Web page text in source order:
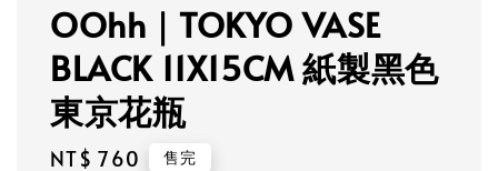
OOhh｜TOKYO VASE
BLACK 11X15CM 紙製黑色
東京花瓶
Regular
NT$ 760 售完